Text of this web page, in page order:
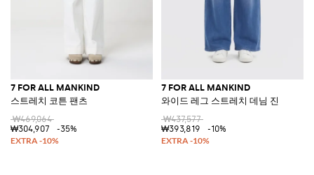
7 FOR ALL MANKIND
스트레치 코튼 팬츠
₩469,064
₩304,907
-35%
7 FOR ALL MANKIND
와이드 레그 스트레치 데님 진
₩437,577
₩393,819
-10%